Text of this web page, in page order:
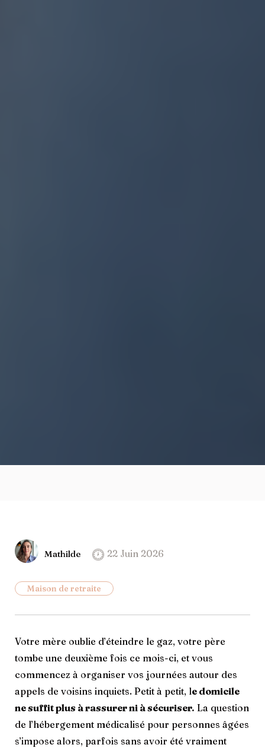
Mathilde 22 Juin 2026
Maison de retraite
Votre mère oublie d’éteindre le gaz, votre père
tombe une deuxième fois ce mois-ci, et vous
commencez à organiser vos journées autour des
appels de voisins inquiets. Petit à petit, le domicile
ne suffit plus à rassurer ni à sécuriser. La question
de l’hébergement médicalisé pour personnes âgées
s’impose alors, parfois sans avoir été vraiment